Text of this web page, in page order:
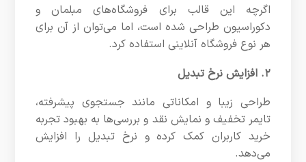
اگرچه این قالب برای فروشگاه‌های مبلمان و
دکوراسیون طراحی شده است، اما می‌توان از آن برای
هر نوع فروشگاه آنلاینی استفاده کرد.
۲. افزایش نرخ تبدیل
طراحی زیبا و امکاناتی مانند جستجوی پیشرفته،
تایمر تخفیف و نمایش نقد و بررسی‌ها به بهبود تجربه
خرید کاربران کمک کرده و نرخ تبدیل را افزایش
می‌دهد.